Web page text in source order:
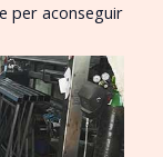
per aconseguir